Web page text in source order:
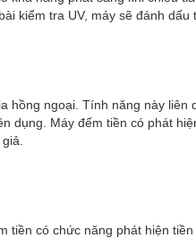
kiểm tra UV, máy sẽ đánh dấu
hồng ngoại. Tính năng này
dụng. Máy đếm tiền có phát
tiền có chức năng phát hiện